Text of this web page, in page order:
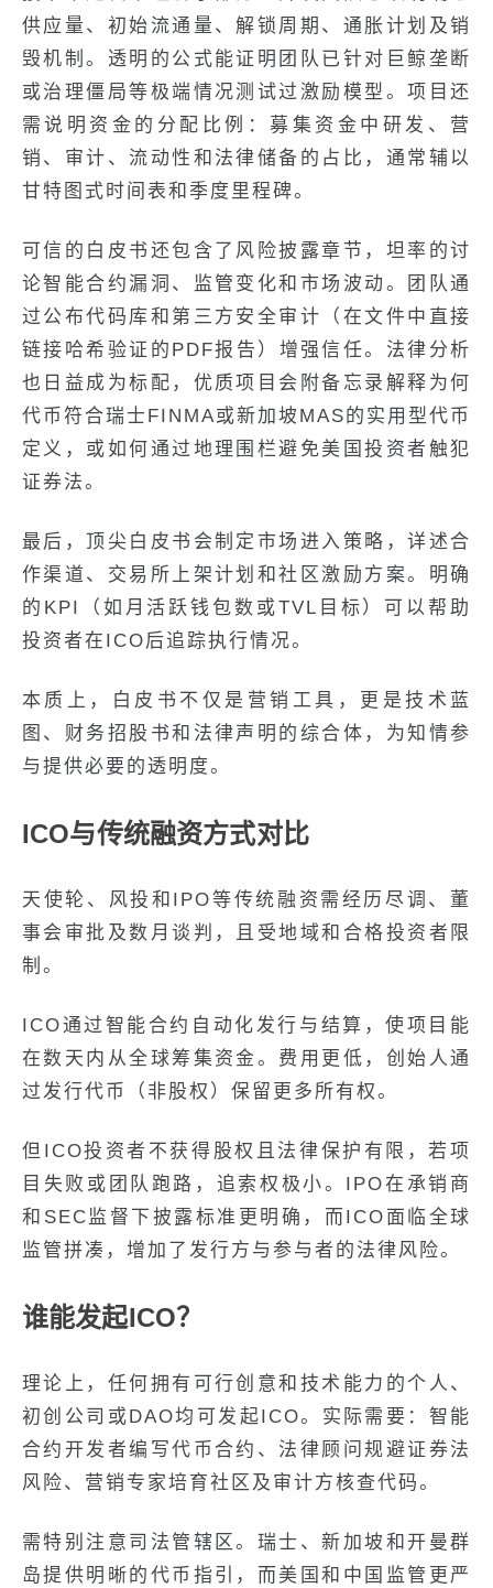
供应量、初始流通量、解锁周期、通胀计划及销
毁机制。透明的公式能证明团队已针对巨鲸垄断
或治理僵局等极端情况测试过激励模型。项目还
需说明资金的分配比例：募集资金中研发、营
销、审计、流动性和法律储备的占比，通常辅以
甘特图式时间表和季度里程碑。
可信的白皮书还包含了风险披露章节，坦率的讨
论智能合约漏洞、监管变化和市场波动。团队通
过公布代码库和第三方安全审计（在文件中直接
链接哈希验证的PDF报告）增强信任。法律分析
也日益成为标配，优质项目会附备忘录解释为何
代币符合瑞士FINMA或新加坡MAS的实用型代币
定义，或如何通过地理围栏避免美国投资者触犯
证券法。
最后，顶尖白皮书会制定市场进入策略，详述合
作渠道、交易所上架计划和社区激励方案。明确
的KPI（如月活跃钱包数或TVL目标）可以帮助
投资者在ICO后追踪执行情况。
本质上，白皮书不仅是营销工具，更是技术蓝
图、财务招股书和法律声明的综合体，为知情参
与提供必要的透明度。
ICO与传统融资方式对比
天使轮、风投和IPO等传统融资需经历尽调、董
事会审批及数月谈判，且受地域和合格投资者限
制。
ICO通过智能合约自动化发行与结算，使项目能
在数天内从全球筹集资金。费用更低，创始人通
过发行代币（非股权）保留更多所有权。
但ICO投资者不获得股权且法律保护有限，若项
目失败或团队跑路，追索权极小。IPO在承销商
和SEC监督下披露标准更明确，而ICO面临全球
监管拼凑，增加了发行方与参与者的法律风险。
谁能发起ICO？
理论上，任何拥有可行创意和技术能力的个人、
初创公司或DAO均可发起ICO。实际需要：智能
合约开发者编写代币合约、法律顾问规避证券法
风险、营销专家培育社区及审计方核查代码。
需特别注意司法管辖区。瑞士、新加坡和开曼群
岛提供明晰的代币指引，而美国和中国监管更严